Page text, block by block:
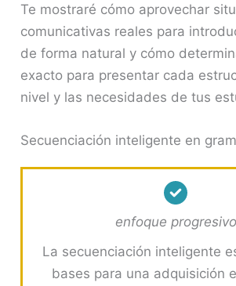
Te mostraré cómo aprovechar
comunicativas reales para
de forma natural y cómo
exacto para presentar cada
nivel y las necesidades de tus
Secuenciación inteligente en
enfoque progresivo
La secuenciación inteligente
bases para una adquisición